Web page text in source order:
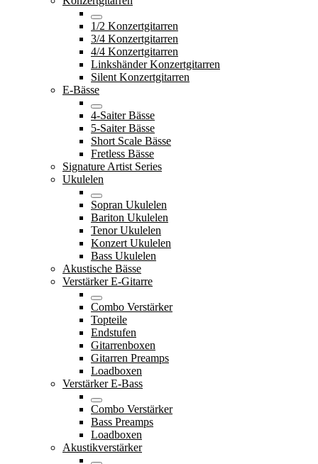
1/2 Konzertgitarren
3/4 Konzertgitarren
4/4 Konzertgitarren
Linkshänder Konzertgitarren
Silent Konzertgitarren
E-Bässe
4-Saiter Bässe
5-Saiter Bässe
Short Scale Bässe
Fretless Bässe
Signature Artist Series
Ukulelen
Sopran Ukulelen
Bariton Ukulelen
Tenor Ukulelen
Konzert Ukulelen
Bass Ukulelen
Akustische Bässe
Verstärker E-Gitarre
Combo Verstärker
Topteile
Endstufen
Gitarrenboxen
Gitarren Preamps
Loadboxen
Verstärker E-Bass
Combo Verstärker
Bass Preamps
Loadboxen
Akustikverstärker